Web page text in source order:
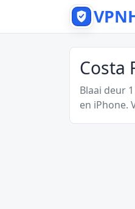
Costa
Blaai deur
en iPhone.